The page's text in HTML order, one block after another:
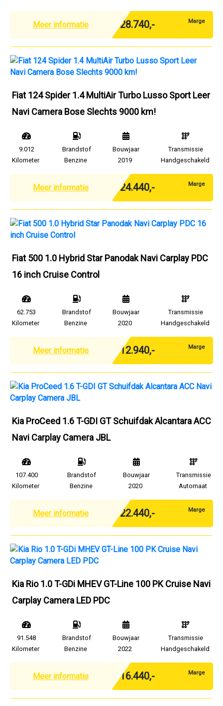
Meer informatie € 28.740,- Marge
Fiat 124 Spider 1.4 MultiAir Turbo Lusso Sport Leer
Navi Camera Bose Slechts 9000 km!
9.012
Kilometer
Brandstof
Benzine
Bouwjaar
2019
Transmissie
Handgeschakeld
Meer informatie € 24.440,- Marge
Fiat 500 1.0 Hybrid Star Panodak Navi Carplay PDC
16 inch Cruise Control
62.753
Kilometer
Brandstof
Benzine
Bouwjaar
2020
Transmissie
Handgeschakeld
Meer informatie € 12.940,- Marge
Kia ProCeed 1.6 T-GDI GT Schuifdak Alcantara ACC
Navi Carplay Camera JBL
107.400
Kilometer
Brandstof
Benzine
Bouwjaar
2020
Transmissie
Automaat
Meer informatie € 22.440,- Marge
Kia Rio 1.0 T-GDi MHEV GT-Line 100 PK Cruise Navi
Carplay Camera LED PDC
91.548
Kilometer
Brandstof
Benzine
Bouwjaar
2022
Transmissie
Handgeschakeld
Meer informatie € 16.440,- Marge